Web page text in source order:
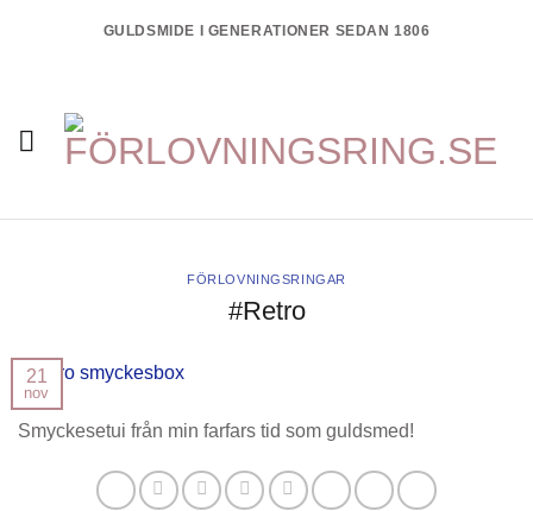
GULDSMIDE I GENERATIONER SEDAN 1806
FÖRLOVNINGSRINGAR
#Retro
21
nov
Smyckesetui från min farfars tid som guldsmed!